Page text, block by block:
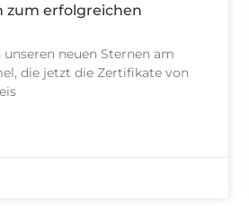
zum erfolgreichen
neuen Sternen am
die jetzt die Zertifikate von